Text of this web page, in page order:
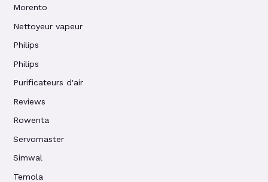
Morento
Nettoyeur vapeur
Philips
Philips
Purificateurs d'air
Reviews
Rowenta
Servomaster
Simwal
Temola